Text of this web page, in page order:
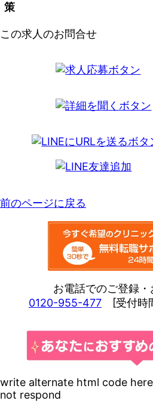
策
この求人のお問合せ
前のページに戻る
お電話でのご登録
0120-955-477 [受付時
write alternate html code
not respond